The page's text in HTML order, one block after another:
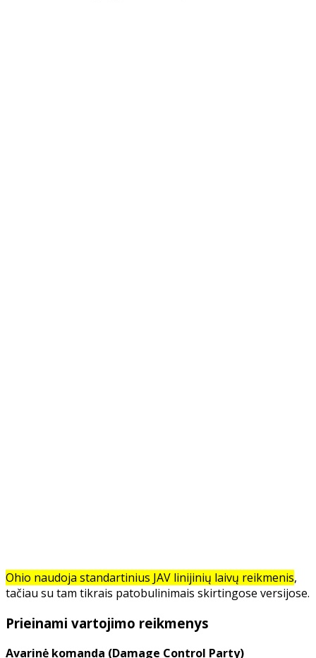
Ohio naudoja standartinius JAV linijinių laivų reikmenis,
tačiau su tam tikrais patobulinimais skirtingose versijose.
Prieinami vartojimo reikmenys
Avarinė komanda (Damage Control Party)